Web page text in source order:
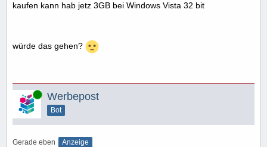
kaufen kann hab jetz 3GB bei Windows Vista 32 bit
würde das gehen?
Online Werbepost
Bot
Gerade eben Anzeige